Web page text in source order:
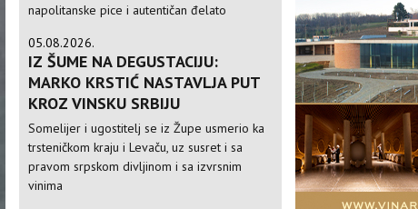
napolitanske pice i autentičan đelato
05.08.2026.
IZ ŠUME NA DEGUSTACIJU:
MARKO KRSTIĆ NASTAVLJA PUT
KROZ VINSKU SRBIJU
Somelijer i ugostitelj se iz Župe usmerio ka
trsteničkom kraju i Levaču, uz susret i sa
pravom srpskom divljinom i sa izvrsnim
vinima